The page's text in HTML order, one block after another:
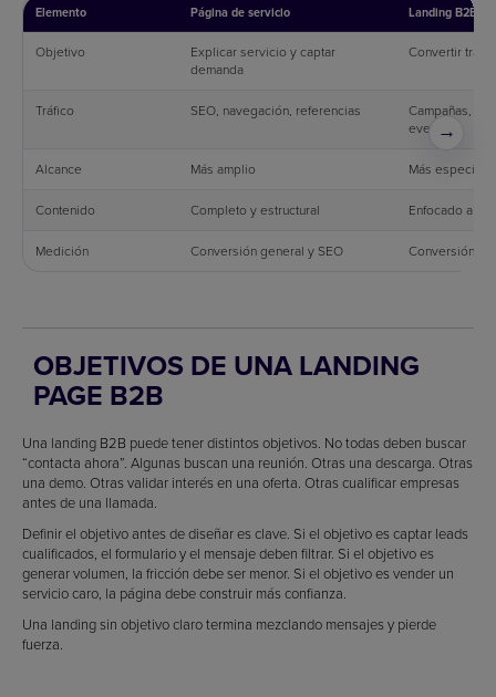
Elemento Página de servicio Landing B2B
Objetivo
Explicar servicio y captar
demanda
Convertir
Tráfico SEO, navegación, referencias
Campañas,
eventos
Alcance Más amplio Más específico
Contenido Completo y estructural Enfocado a
Medición Conversión general y SEO Conversión
→
OBJETIVOS DE UNA LANDING
PAGE B2B
Una landing B2B puede tener distintos objetivos. No todas deben buscar
“contacta ahora”. Algunas buscan una reunión. Otras una descarga. Otras
una demo. Otras validar interés en una oferta. Otras cualificar empresas
antes de una llamada.
Definir el objetivo antes de diseñar es clave. Si el objetivo es captar leads
cualificados, el formulario y el mensaje deben filtrar. Si el objetivo es
generar volumen, la fricción debe ser menor. Si el objetivo es vender un
servicio caro, la página debe construir más confianza.
Una landing sin objetivo claro termina mezclando mensajes y pierde
fuerza.